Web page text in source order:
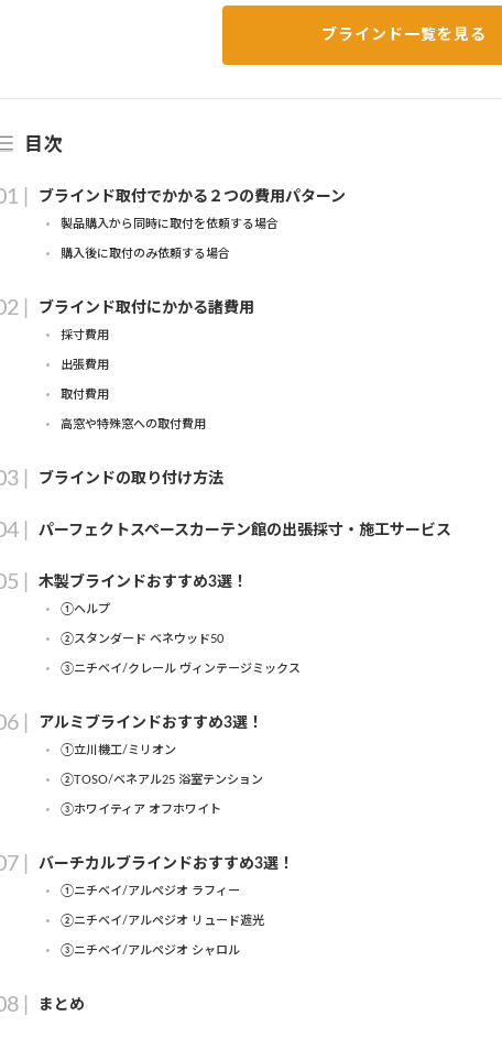
ブラインド一覧を見る
目次
ブラインド取付でかかる２つの費用パターン
製品購入から同時に取付を依頼する場合
購入後に取付のみ依頼する場合
ブラインド取付にかかる諸費用
採寸費用
出張費用
取付費用
高窓や特殊窓への取付費用
ブラインドの取り付け方法
パーフェクトスペースカーテン館の出張採寸・施工サービス
木製ブラインドおすすめ3選！
①ヘルプ
②スタンダード ベネウッド50
③ニチベイ/クレール ヴィンテージミックス
アルミブラインドおすすめ3選！
①立川機工/ミリオン
②TOSO/ベネアル25 浴室テンション
③ホワイティア オフホワイト
バーチカルブラインドおすすめ3選！
①ニチベイ/アルペジオ ラフィー
②ニチベイ/アルペジオ リュード遮光
③ニチベイ/アルペジオ シャロル
まとめ